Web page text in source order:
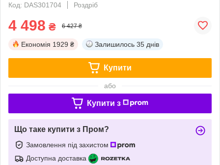
Код: DAS301704
Роздріб
4 498 ₴ 6 427 ₴
Економія 1929 ₴ Залишилось 35 днів
Купити
або
Купити з
Що таке купити з Пром?
Замовлення під захистом
Доступна доставка